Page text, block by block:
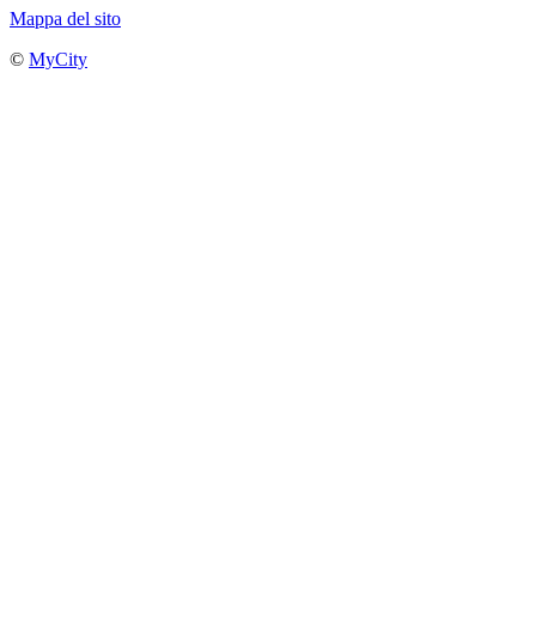
Mappa del sito
© MyCity